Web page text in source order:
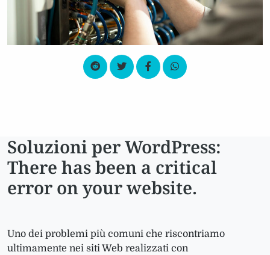
Soluzioni per WordPress:
There has been a critical
error on your website.
Uno dei problemi più comuni che riscontriamo
ultimamente nei siti Web realizzati con